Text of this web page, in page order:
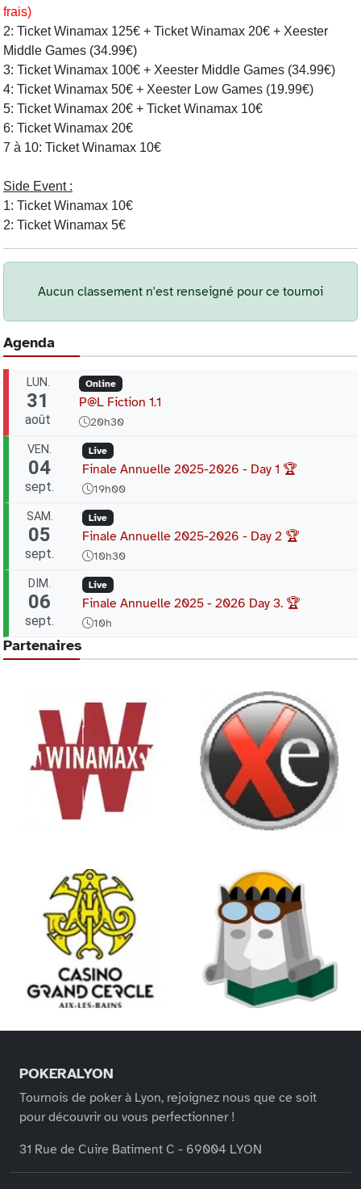
frais)
2: Ticket Winamax 125€ + Ticket Winamax 20€ + Xeester
Middle Games (34.99€)
3: Ticket Winamax 100€ + Xeester Middle Games (34.99€)
4: Ticket Winamax 50€ + Xeester Low Games (19.99€)
5: Ticket Winamax 20€ + Ticket Winamax 10€
6: Ticket Winamax 20€
7 à 10: Ticket Winamax 10€
Side Event :
1: Ticket Winamax 10€
2: Ticket Winamax 5€
Aucun classement n'est renseigné pour ce tournoi
Agenda
LUN.
31
août
Online
P@L Fiction 1.1
20h30
VEN.
04
sept.
Live
Finale Annuelle 2025-2026 - Day 1 🏆
19h00
SAM.
05
sept.
Live
Finale Annuelle 2025-2026 - Day 2 🏆
10h30
DIM.
06
sept.
Live
Finale Annuelle 2025 - 2026 Day 3. 🏆
10h
Partenaires
POKERALYON
Tournois de poker à Lyon, rejoignez nous que ce soit
pour découvrir ou vous perfectionner !
31 Rue de Cuire Batiment C - 69004 LYON